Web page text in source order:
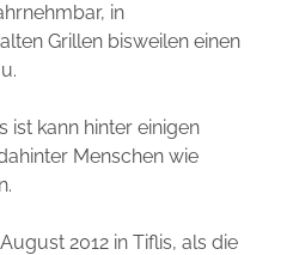
in
Grillen bisweilen einen
ist kann hinter einigen
Menschen wie
2012 in Tiflis, als die